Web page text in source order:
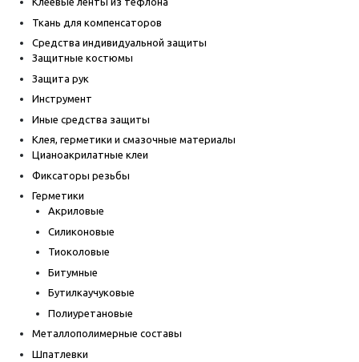
Ткань для компенсаторов
Средства индивидуальной защиты
Защитные костюмы
Защита рук
Инструмент
Иные средства защиты
Клея, герметики и смазочные материалы
Цианоакрилатные клеи
Фиксаторы резьбы
Герметики
Акриловые
Силиконовые
Тиоколовые
Битумные
Бутилкаучуковые
Полиуретановые
Металлополимерные составы
Шпатлевки